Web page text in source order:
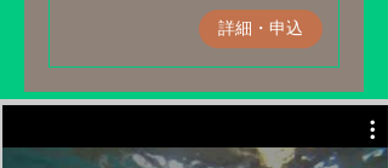
詳細・申込